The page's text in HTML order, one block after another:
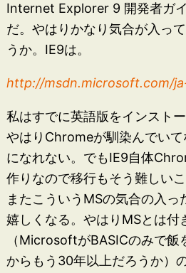
Internet Explorer 9 開発者ガ
だ。やはりかなり気合が入っ
うか。IE9は。
http://msdn.microsoft.com/
私はすでに英語版をインスト
やはりChromeが馴染んでい
になれない。でもIE9自体
作りなので移行もそう難しい
またこういうMSの気合の入っ
嬉しくなる。やはりMSとは付
（MicrosoftがBASICのみで飯
からもう30年以上だろうか）